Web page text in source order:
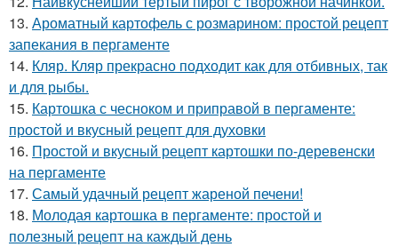
13. Ароматный картофель с розмарином: простой рецепт
запекания в пергаменте
14. Кляр. Кляр прекрасно подходит как для отбивных, так
и для рыбы.
15. Картошка с чесноком и приправой в пергаменте:
простой и вкусный рецепт для духовки
16. Простой и вкусный рецепт картошки по-деревенски
на пергаменте
17. Самый удачный рецепт жареной печени!
18. Молодая картошка в пергаменте: простой и
полезный рецепт на каждый день